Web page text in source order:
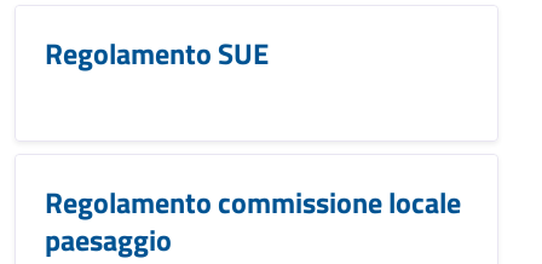
Regolamento SUE
Regolamento commissione locale
paesaggio